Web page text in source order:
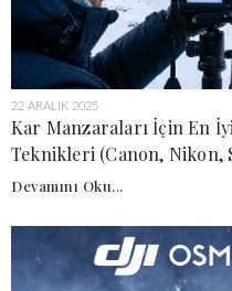
22 ARALIK 2025
Kar Manzaraları İçin En
Teknikleri (Canon, Nikon,
Devamını Oku...